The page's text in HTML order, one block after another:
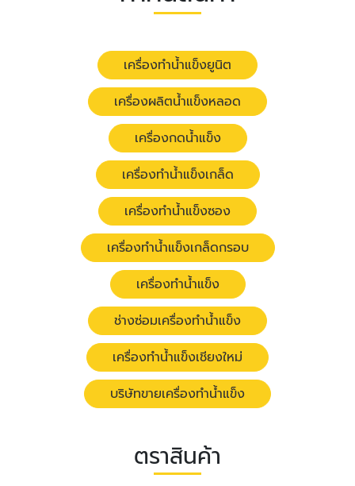
เครื่องทำน้ำแข็งยูนิต
เครื่องผลิตน้ำแข็งหลอด
เครื่องกดน้ำแข็ง
เครื่องทำน้ำแข็งเกล็ด
เครื่องทำน้ำแข็งซอง
เครื่องทำน้ำแข็งเกล็ดกรอบ
เครื่องทำน้ำแข็ง
ช่างซ่อมเครื่องทำน้ำแข็ง
เครื่องทำน้ำแข็งเชียงใหม่
บริษัทขายเครื่องทำน้ำแข็ง
ตราสินค้า